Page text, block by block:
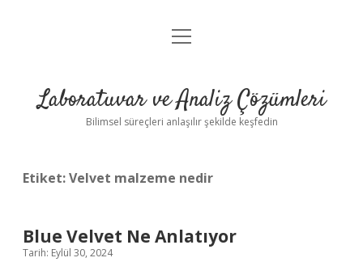
Anasayfa
Yasal Uyarı
menüyü
Laboratuvar ve Analiz Çözümleri
Bilimsel süreçleri anlaşılır şekilde keşfedin
Etiket:Velvet malzeme nedir
Blue Velvet Ne Anlatıyor
Tarih: Eylül 30, 2024